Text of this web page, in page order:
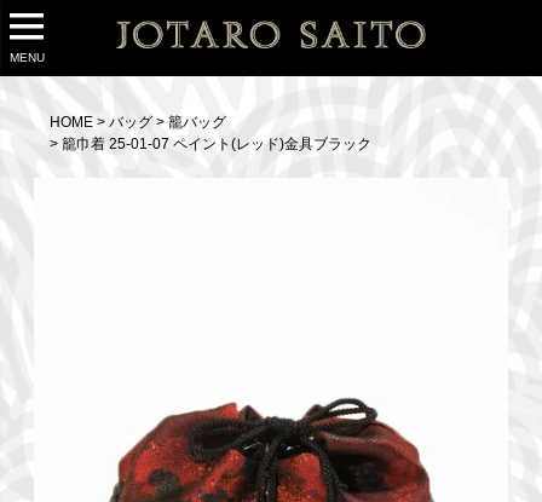
MENU
HOME バッグ
籠バッグ
籠巾着 25-01-07 ペイント(レッド)金具ブラック